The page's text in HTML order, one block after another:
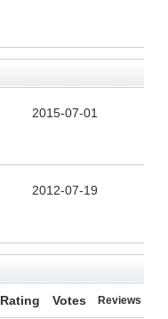
2015-07-01
2012-07-19
Rating Votes Reviews